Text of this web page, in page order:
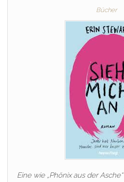
Bücher
Eine wie „Phönix aus der